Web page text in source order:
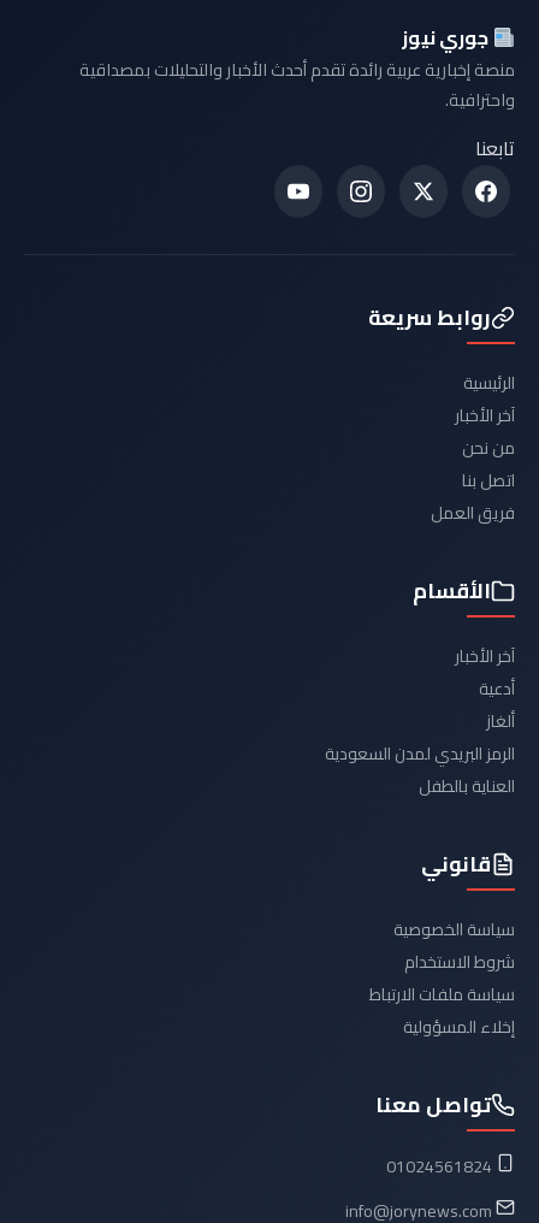
جوري نيوز
منصة إخبارية عربية رائدة تقدم أحدث الأخبار والتحليلات بمصداقية
واحترافية.
تابعنا
روابط سريعة
الرئيسية
آخر الأخبار
من نحن
اتصل بنا
فريق العمل
الأقسام
آخر الأخبار
أدعية
ألغاز
الرمز البريدي لمدن السعودية
العناية بالطفل
قانوني
سياسة الخصوصية
شروط الاستخدام
سياسة ملفات الارتباط
إخلاء المسؤولية
تواصل معنا
01024561824
info@jorynews.com